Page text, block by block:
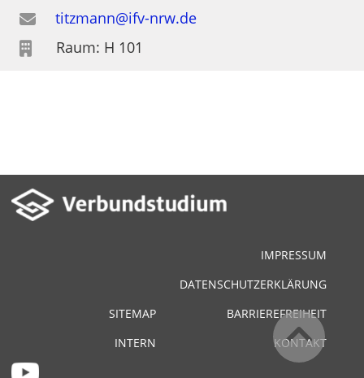
titzmann@ifv-nrw.de
Raum: H 101
IMPRESSUM
DATENSCHUTZERKLÄRUNG
BARRIEREFREIHEIT
SITEMAP
KONTAKT
INTERN